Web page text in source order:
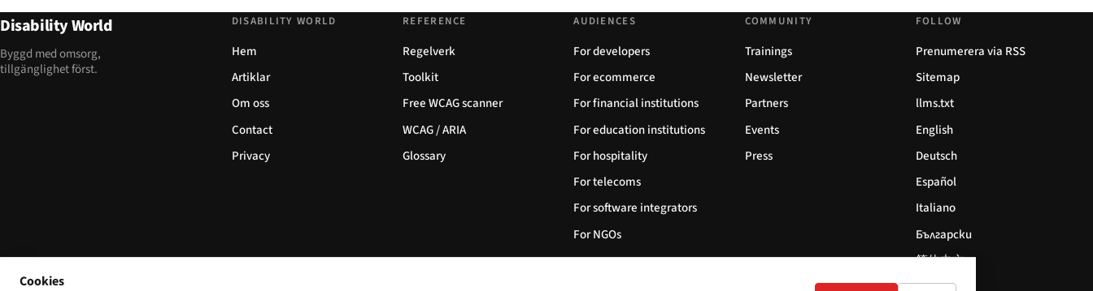
Disability World
Byggd med omsorg,
tillgänglighet först.
DISABILITY WORLD
Hem
Artiklar
Om oss
Contact
Privacy
REFERENCE
Regelverk
Toolkit
Free WCAG scanner
WCAG / ARIA
Glossary
AUDIENCES
For developers
For ecommerce
For financial institutions
For education institutions
For hospitality
For telecoms
For software integrators
For NGOs
COMMUNITY
Trainings
Newsletter
Partners
Events
Press
FOLLOW
Prenumerera via RSS
Sitemap
llms.txt
English
Deutsch
Español
Italiano
Български
简体中文
Cookies